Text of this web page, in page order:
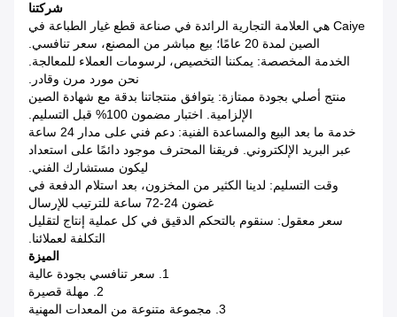
شركتنا
Caiye هي العلامة التجارية الرائدة في صناعة قطع غيار الطباعة في
الصين لمدة 20 عامًا؛ بيع مباشر من المصنع، سعر تنافسي.
الخدمة المخصصة: يمكننا التخصيص، لرسومات العملاء للمعالجة.
نحن مورد مرن وقادر.
منتج أصلي بجودة ممتازة: يتوافق منتجاتنا بدقة مع شهادة الصين
الإلزامية. اختبار مضمون 100% قبل التسليم.
خدمة ما بعد البيع والمساعدة الفنية: دعم فني على مدار 24 ساعة
عبر البريد الإلكتروني. فريقنا المحترف موجود دائمًا على استعداد
ليكون مستشارك الفني.
وقت التسليم: لدينا الكثير من المخزون، بعد استلام الدفعة في
غضون 24-72 ساعة للترتيب للإرسال
سعر معقول: سنقوم بالتحكم الدقيق في كل عملية إنتاج لتقليل
التكلفة لعملائنا.
الميزة
1. سعر تنافسي بجودة عالية
2. مهلة قصيرة
3. مجموعة متنوعة من المعدات المهنية